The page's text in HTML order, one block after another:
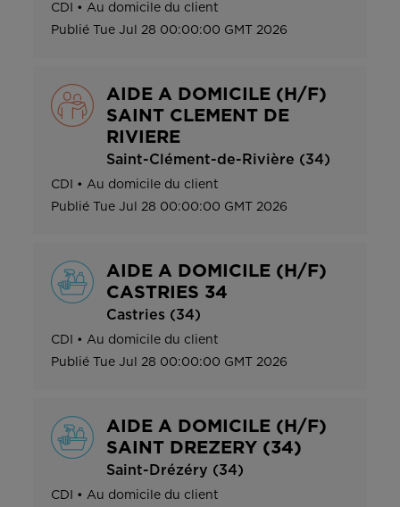
CDI • Au domicile du client
Publié
Tue Jul 28 00:00:00 GMT 2026
AIDE A DOMICILE (H/F)
SAINT CLEMENT DE
RIVIERE
Saint-Clément-de-Rivière (34)
CDI • Au domicile du client
Publié
Tue Jul 28 00:00:00 GMT 2026
AIDE A DOMICILE (H/F)
CASTRIES 34
Castries (34)
CDI • Au domicile du client
Publié
Tue Jul 28 00:00:00 GMT 2026
AIDE A DOMICILE (H/F)
SAINT DREZERY (34)
Saint-Drézéry (34)
CDI • Au domicile du client